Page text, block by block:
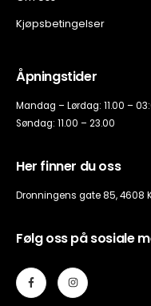
Kjøpsbetingelser
Åpningstider
Mandag – Lørdag: 11.00 –
Søndag: 11.00 – 23.00
Her finner du oss
Dronningens gate 85, 4608
Følg oss på sosiale